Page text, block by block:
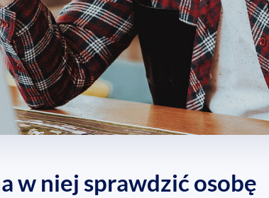
w niej sprawdzić osobę